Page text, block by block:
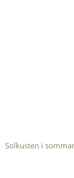
Solkusten i